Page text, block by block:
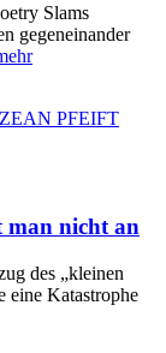
Slams
gegeneinander
man nicht an
des „kleinen
eine Katastrophe